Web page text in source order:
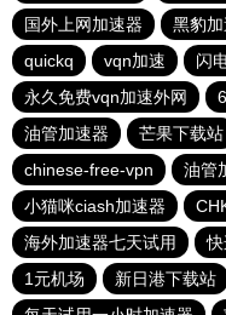
国外上网加速器
黑豹
quickq
vqn加速 闪
永久免费vqn加速外网
油管加速器
芒果下载站
chinese-free-vpn
油管
小猫咪ciash加速器
海外加速器七天试用
1元机场
新日港下载站